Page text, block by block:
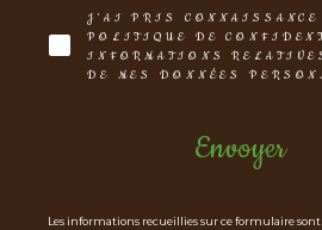
J'AI PRIS CONNAISSANCE
POLITIQUE DE
INFORMATIONS
DE MES DONNÉES
Envoyer
Les informations recueillies sur ce formulaire